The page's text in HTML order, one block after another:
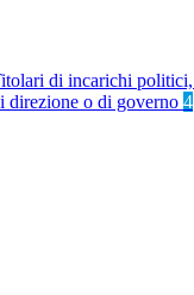
di incarichi
direzione o di governo 4